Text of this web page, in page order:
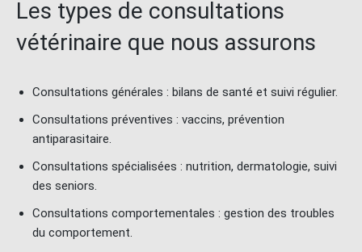
Les types de consultations
vétérinaire que nous assurons
Consultations générales : bilans de santé et suivi régulier.
Consultations préventives : vaccins, prévention
antiparasitaire.
Consultations spécialisées : nutrition, dermatologie, suivi
des seniors.
Consultations comportementales : gestion des troubles
du comportement.